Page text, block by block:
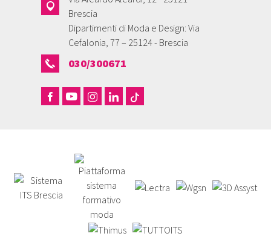
Brescia
Dipartimenti di Moda e Design: Via
Cefalonia, 77 – 25124 - Brescia
030/300671